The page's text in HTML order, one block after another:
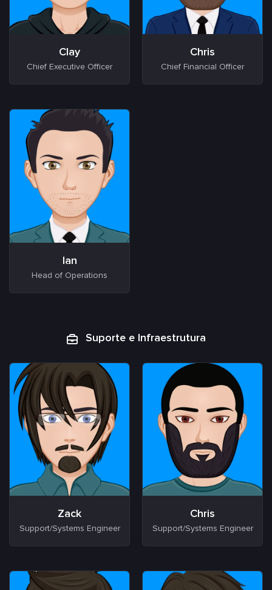
Clay
Chief Executive Officer
Chris
Chief Financial Officer
Ian
Head of Operations
Suporte e Infraestrutura
Zack
Support/Systems Engineer
Chris
Support/Systems Engineer